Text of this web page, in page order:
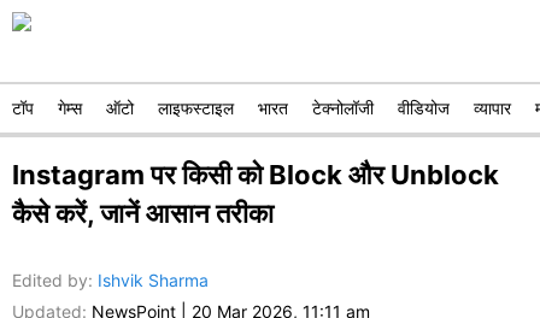
टॉप गेम्स ऑटो लाइफस्टाइल भारत टेक्नोलॉजी वीडियोज व्यापार
Instagram पर किसी को Block और Unblock
कैसे करें, जानें आसान तरीका
Edited by: Ishvik Sharma
Updated: NewsPoint 20 Mar 2026, 11:11 am